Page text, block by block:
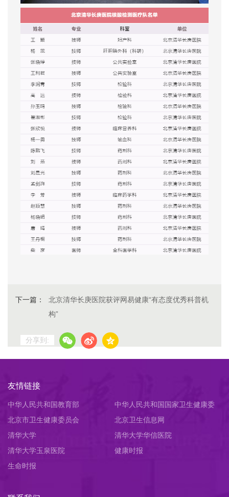
下一篇：
北京清华长庚医院获评网易健康“有态度优秀科普机
构”
分享到:
友情链接
中华人民共和国教育部
中华人民共和国国家卫生健康委
员会
北京市卫生健康委员会
北京卫生信息网
清华大学
清华大学华信医院
清华大学玉泉医院
健康时报
生命时报